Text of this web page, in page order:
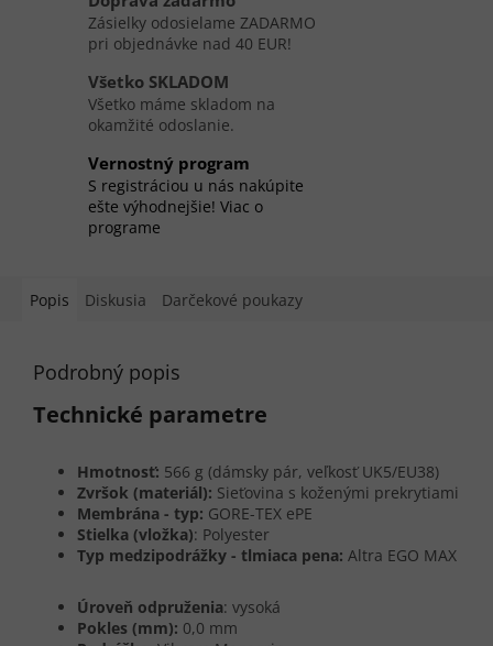
Zásielky odosielame ZADARMO
pri objednávke nad 40 EUR!
Všetko SKLADOM
Všetko máme skladom na
okamžité odoslanie.
Vernostný program
S registráciou u nás nakúpite
ešte výhodnejšie! Viac o
programe
Popis Diskusia Darčekové poukazy
Podrobný popis
Technické parametre
Hmotnosť: 566 g (dámsky pár, veľkosť UK5/EU38)
Zvršok (materiál): Sieťovina s koženými prekrytiami
Membrána - typ: GORE-TEX ePE
Stielka (vložka): Polyester
Typ medzipodrážky - tlmiaca pena: Altra EGO MAX
Úroveň odpruženia: vysoká
Pokles (mm): 0,0 mm